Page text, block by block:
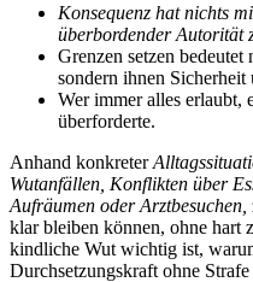
Konsequenz hat nichts
überbordender Autorität
Grenzen setzen
sondern ihnen Sicherheit
Wer immer alles erlaubt,
überforderte.
Anhand konkreter
Wutanfällen, Konflikten über
Aufräumen oder Arztbesuchen,
klar bleiben können, ohne hart
kindliche Wut wichtig ist,
Durchsetzungskraft ohne